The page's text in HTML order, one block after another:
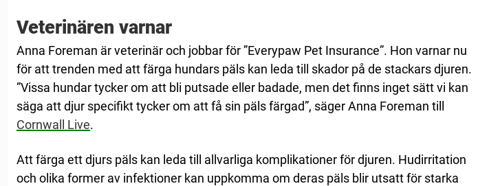
Veterinären varnar
Anna Foreman är veterinär och jobbar för ”Everypaw Pet Insurance”. Hon varnar nu
för att trenden med att färga hundars päls kan leda till skador på de stackars djuren.
”Vissa hundar tycker om att bli putsade eller badade, men det finns inget sätt vi kan
säga att djur specifikt tycker om att få sin päls färgad”, säger Anna Foreman till
Cornwall Live.
Att färga ett djurs päls kan leda till allvarliga komplikationer för djuren. Hudirritation
och olika former av infektioner kan uppkomma om deras päls blir utsatt för starka